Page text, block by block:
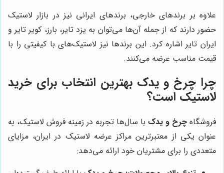
علاوه بر برندهای خارجی، برندهای ایرانی نیز در بازار لاستیک
حضور دارند که از جمله آن‌ها می‌توان به یزد تایر، بارز، کویر تایر و
ایران تایر اشاره کرد. این برندها نیز لاستیک‌های با کیفیتی را با
قیمت مناسب عرضه می‌کنند.
چرا چرخ و یدک بهترین انتخاب برای خرید
لاستیک است؟
فروشگاه چرخ و یدک با سال‌ها تجربه در زمینه فروش لاستیک، به
عنوان یکی از معتبرترین مراکز عرضه لاستیک در ایران، مزایای
متعددی را برای مشتریان خود ارائه می‌دهد: